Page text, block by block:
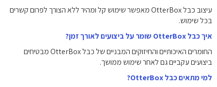
עיצוב כבל OtterBox מאפשר שימוש קל ומהיר ללא הצורך לפרום קשרים
בכל שימוש.
איך כבל OtterBox שומר על ביצועים לאורך זמן?
החומרים האיכותיים והחיזוקים המבניים של כבל OtterBox מבטיחים
ביצועים עקביים גם לאחר שימוש ממושך.
למי מתאים כבל OtterBox?